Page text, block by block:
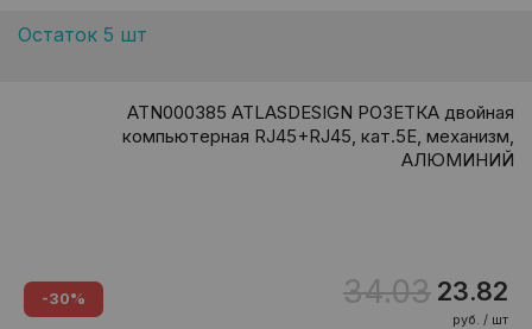
Остаток 5 шт
ATN000385 ATLASDESIGN РОЗЕТКА двойная
компьютерная RJ45+RJ45, кат.5E, механизм,
АЛЮМИНИЙ
-30% 34.03 23.82
руб. / шт